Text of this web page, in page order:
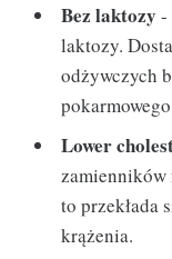
Bez laktozy -
laktozy.
odżywczych
Lower
zamienników
to przekłada
krążenia.